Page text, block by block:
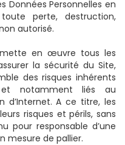
Données Personnelles en
perte, destruction,
autorisé.
mette en œuvre tous les
la sécurité du Site,
des risques inhérents
notamment liés au
d’Internet. A ce titre, les
risques et périls, sans
pour responsable d’une
mesure de pallier.